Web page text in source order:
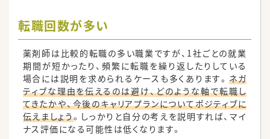
転職回数が多い
薬剤師は比較的転職の多い職業ですが、1社ごとの就業
期間が短かったり、頻繁に転職を繰り返したりしている
場合には説明を求められるケースも多くあります。 ネガ
ティブな理由を伝えるのは避け、どのような軸で転職し
てきたかや、今後のキャリアプランについてポジティブに
伝えましょう。しっかりと自分の考えを説明すれば、マイ
ナス評価になる可能性は低くなります。